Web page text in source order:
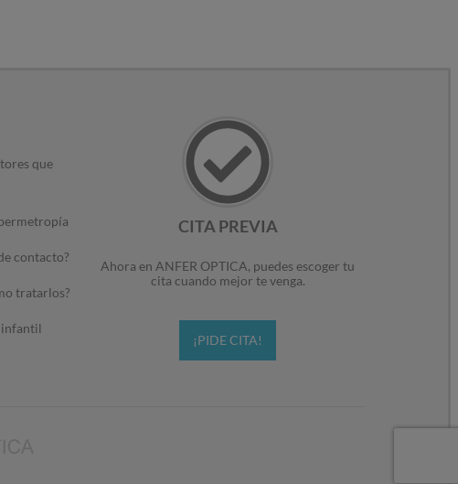
que
contacto?
tratarlos?
infantil
CITA PREVIA
Ahora en ANFER OPTICA, puedes escoger tu
cita cuando mejor te venga.
¡PIDE CITA!